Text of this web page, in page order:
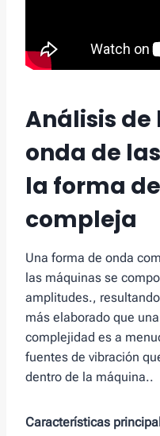
Análisis
onda de
la forma
compleja
Una forma de onda
las máquinas se
amplitudes.,
más elaborado que
complejidad es a
fuentes de vibración
dentro de la máquina..
Características